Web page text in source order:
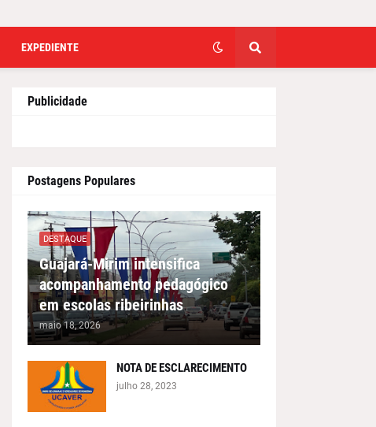
EXPEDIENTE
Publicidade
Postagens Populares
DESTAQUE
Guajará-Mirim intensifica
acompanhamento pedagógico
em escolas ribeirinhas
maio 18, 2026
NOTA DE ESCLARECIMENTO
julho 28, 2023